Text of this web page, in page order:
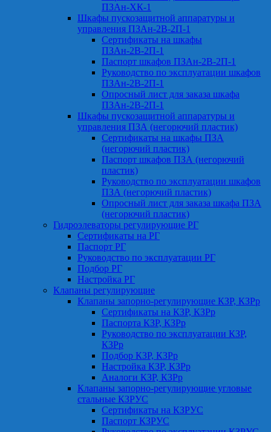
ПЗАн-ХК-1
Шкафы пускозащитной аппаратуры и
управления ПЗАн-2В-2П-1
Сертификаты на шкафы
ПЗАн-2В-2П-1
Паспорт шкафов ПЗАн-2В-2П-1
Руководство по эксплуатации шкафов
ПЗАн-2В-2П-1
Опросный лист для заказа шкафа
ПЗАн-2В-2П-1
Шкафы пускозащитной аппаратуры и
управления ПЗА (негорючий пластик)
Сертификаты на шкафы ПЗА
(негорючий пластик)
Паспорт шкафов ПЗА (негорючий
пластик)
Руководство по эксплуатации шкафов
ПЗА (негорючий пластик)
Опросный лист для заказа шкафа ПЗА
(негорючий пластик)
Гидроэлеваторы регулирующие РГ
Сертификаты на РГ
Паспорт РГ
Руководство по эксплуатации РГ
Подбор РГ
Настройка РГ
Клапаны регулирующие
Клапаны запорно-регулирующие КЗР, КЗРр
Сертификаты на КЗР, КЗРр
Паспорта КЗР, КЗРр
Руководство по эксплуатации КЗР,
КЗРр
Подбор КЗР, КЗРр
Настройка КЗР, КЗРр
Аналоги КЗР, КЗРр
Клапаны запорно-регулирующие угловые
стальные КЗРУС
Сертификаты на КЗРУС
Паспорт КЗРУС